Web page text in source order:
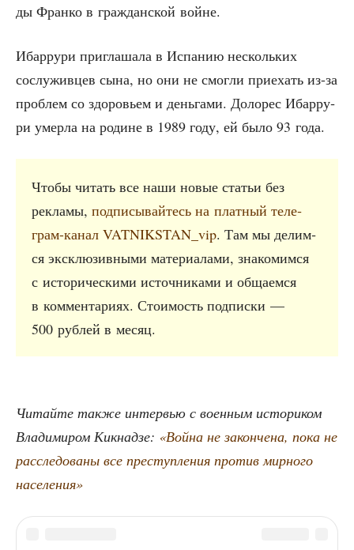
ды Фран­ко в граж­дан­ской войне.
Ибар­ру­ри при­гла­ша­ла в Испа­нию несколь­ких
сослу­жив­цев сына, но они не смог­ли при­е­хать из-за
про­блем со здо­ро­вьем и день­га­ми. Доло­рес Ибар­ру­
ри умер­ла на родине в 1989 году, ей было 93 года.
Что­бы читать все наши новые ста­тьи без
рекла­мы, под­пи­сы­вай­тесь на плат­ный теле­
грам-канал VATNIKSTAN_vip. Там мы делим­
ся экс­клю­зив­ны­ми мате­ри­а­ла­ми, зна­ко­мим­ся
с исто­ри­че­ски­ми источ­ни­ка­ми и обща­ем­ся
в ком­мен­та­ри­ях. Сто­и­мость под­пис­ки —
500 руб­лей в месяц.
Читай­те так­же интер­вью с воен­ным исто­ри­ком
Вла­ди­ми­ром Кик­над­зе: «Вой­на не закон­че­на, пока не
рас­сле­до­ва­ны все пре­ступ­ле­ния про­тив мир­но­го
населения»